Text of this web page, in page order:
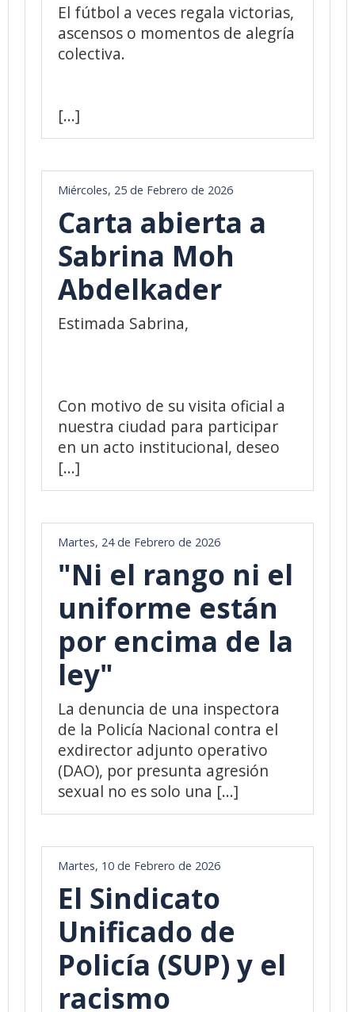
El fútbol a veces regala victorias,
ascensos o momentos de alegría
colectiva.
[...]
Miércoles, 25 de Febrero de 2026
Carta abierta a
Sabrina Moh
Abdelkader
Estimada Sabrina,
Con motivo de su visita oficial a
nuestra ciudad para participar
en un acto institucional, deseo
[...]
Martes, 24 de Febrero de 2026
"Ni el rango ni el
uniforme están
por encima de la
ley"
La denuncia de una inspectora
de la Policía Nacional contra el
exdirector adjunto operativo
(DAO), por presunta agresión
sexual no es solo una [...]
Martes, 10 de Febrero de 2026
El Sindicato
Unificado de
Policía (SUP) y el
racismo